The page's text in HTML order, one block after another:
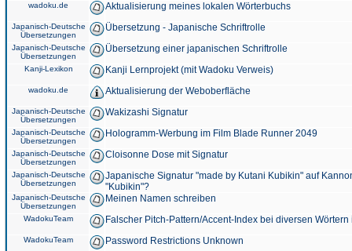
wadoku.de Aktualisierung meines lokalen Wörterbuchs
Japanisch-Deutsche
Übersetzungen
Übersetzung - Japanische Schriftrolle
Japanisch-Deutsche
Übersetzungen
Übersetzung einer japanischen Schriftrolle
Kanji-Lexikon Kanji Lernprojekt (mit Wadoku Verweis)
wadoku.de Aktualisierung der Weboberfläche
Japanisch-Deutsche
Übersetzungen
Wakizashi Signatur
Japanisch-Deutsche
Übersetzungen
Hologramm-Werbung im Film Blade Runner 2049
Japanisch-Deutsche
Übersetzungen
Cloisonne Dose mit Signatur
Japanisch-Deutsche
Übersetzungen
Japanische Signatur "made by Kutani Kubikin" auf
"Kubikin"?
Japanisch-Deutsche
Übersetzungen
Meinen Namen schreiben
WadokuTeam Falscher Pitch-Pattern/Accent-Index bei diversen
WadokuTeam Password Restrictions Unknown